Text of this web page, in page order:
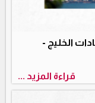
الخليج -
قراءة المزيد ...